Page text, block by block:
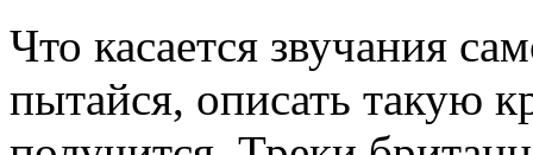
Что касается звучания
пытайся, описать такую